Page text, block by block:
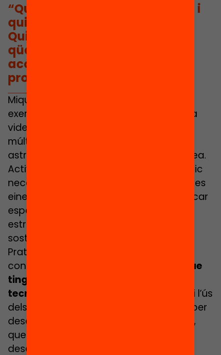
“Què volem amb la tecnologia i
quin tipus d’ideari apliquem?
Quin horitzó tenim al centre en
qüestió? I de quina manera
acompanyarem els directors,
professors i alumnes?»
Miquel Àngel Prats posa el següent
exemple pràctic per explicar-ho: fer una
videoconferència en què participin
múltiples centres per parlar amb un
astronauta de l’Agència Espacial Europea.
Activitats que, sense el suport tecnològic
necessari, «serien impossibles». «Aquestes
eines són un vehicle que permet modificar
espai i temps. Però això requereix una
estructura que avui en dia no tenim»,
sosté.
Prats incideix en la necessitat de
consensuar un nou model educatiu «
que
tingui en compte la presència de les
tecnologies a l’aula
«, però que prioritzi l’ús
dels recursos tecnològics «quan calen per
desenvolupar competències bàsiques»,
que tenen a veure per exemple amb el
desenvolupament de